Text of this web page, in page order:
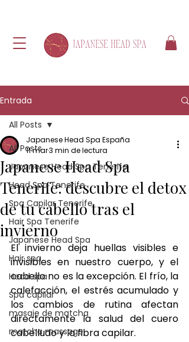
Entrada
All Posts
Japanese Head Spa Tenerife
Head Spa Tenerife
Spa Capilar Tenerife
Hair Spa Tenerife
Japanese Head Spa
Hair spa
Head spa
Spa capilar
masaje de matcha
matcha massage
All Posts
Japanese Head Spa
Tenerife: descubre el detox
de tu cabello tras el
invierno
Japanese Head Spa España
11 mar3 min de lectura
El invierno deja huellas visibles e
invisibles en nuestro cuerpo, y el
cabello no es la excepción. El frío, la
calefacción, el estrés acumulado y
los cambios de rutina afectan
directamente la salud del cuero
cabelludo y la fibra capilar.